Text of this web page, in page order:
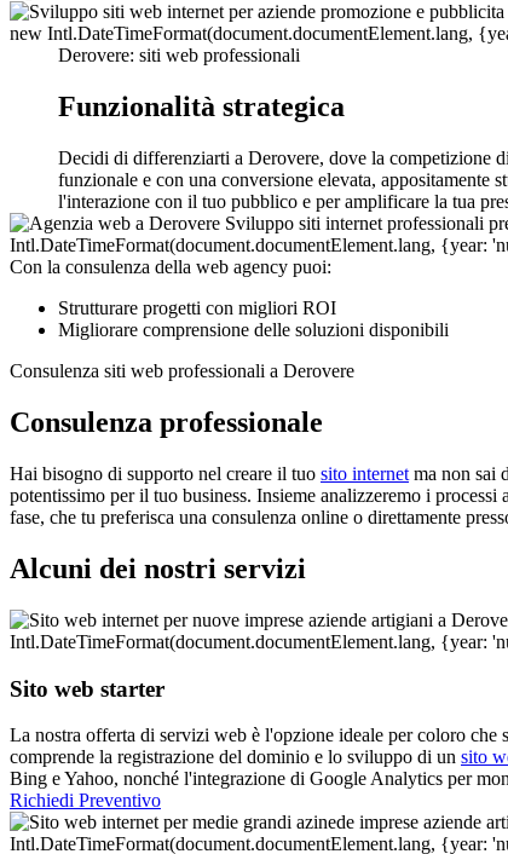
Derovere: siti web professionali
Funzionalità strategica
Decidi di differenziarti a Derovere, dove la competizione
funzionale e con una conversione elevata, appositamente
l'interazione con il tuo pubblico e per amplificare la tua
Con la consulenza della web agency puoi:
Strutturare progetti con migliori ROI
Migliorare comprensione delle soluzioni disponibili
Consulenza siti web professionali a Derovere
Consulenza professionale
Hai bisogno di supporto nel creare il tuo sito internet ma non sai
potentissimo per il tuo business. Insieme analizzeremo i
fase, che tu preferisca una consulenza online o direttamente
Alcuni dei nostri servizi
Sito web starter
La nostra offerta di servizi web è l'opzione ideale per coloro
comprende la registrazione del dominio e lo sviluppo di un sito
Bing e Yahoo, nonché l'integrazione di Google Analytics per
Richiedi Preventivo